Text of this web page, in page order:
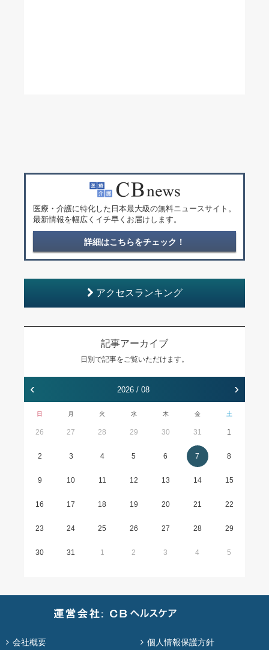
医療・介護に特化した日本最大級の無料ニュースサイト。
最新情報を幅広くイチ早くお届けします。
詳細はこちらをチェック！
アクセスランキング
記事アーカイブ
日別で記事をご覧いただけます。
‹ 2026 / 08 ›
日 月 火 水 木 金 土
26 27 28 29 30 31 1
2 3 4 5 6 7 8
9 10 11 12 13 14 15
16 17 18 19 20 21 22
23 24 25 26 27 28 29
30 31 1 2 3 4 5
会社概要 個人情報保護方針